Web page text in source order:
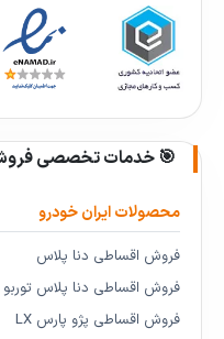
🎯 خدمات تخصصی
محصولات ایران خودرو
فروش اقساطی دنا پلاس
فروش اقساطی دنا پلاس توربو
فروش اقساطی پژو پارس LX